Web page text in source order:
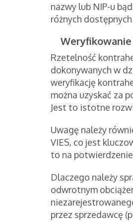
nazwy lub NIP-u
różnych
Rzetelność
dokonywanych w
weryfikację
można uzyskać za
Jest to istotne
Uwagę należy
VIES, co jest
to na
Dlaczego należy
odwrotnym
przez sprzedawcę